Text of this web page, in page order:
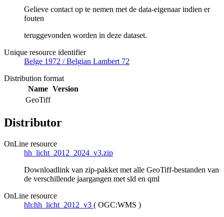
Gelieve contact op te nemen met de data-eigenaar indien er
fouten
teruggevonden worden in deze dataset.
Unique resource identifier
Belge 1972 / Belgian Lambert 72
Distribution format
Name Version
GeoTiff
Distributor
OnLine resource
hh_licht_2012_2024_v3.zip
Downloadlink van zip-pakket met alle GeoTiff-bestanden van
de verschillende jaargangen met sld en qml
OnLine resource
hh:hh_licht_2012_v3 ( OGC:WMS )